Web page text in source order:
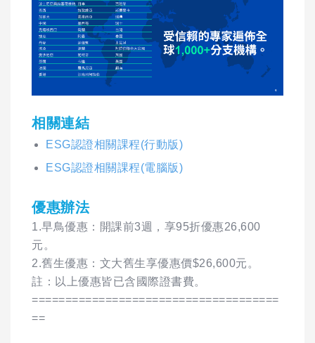
相關連結
ESG認證相關課程(行動版)
ESG認證相關課程(電腦版)
優惠辦法
1.早鳥優惠：開課前3週，享95折優惠26,600
元。
2.舊生優惠：文大舊生享優惠價$26,600元。
註：以上優惠皆已含國際證書費。
=====================================
==